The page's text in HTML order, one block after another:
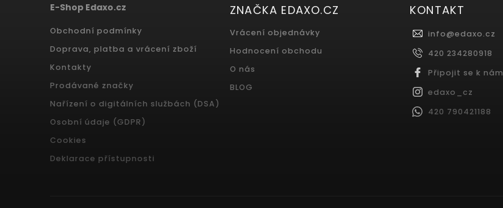
E-Shop Edaxo.cz
Obchodní podmínky
Doprava, platba a vrácení zboží
Kontakty
Prodávané značky
Nařízení o digitálních službách (DSA)
Osobní údaje (GDPR)
Cookies
Deklarace přístupnosti
ZNAČKA EDAXO.CZ
Vrácení objednávky
Hodnocení obchodu
O nás
BLOG
KONTAKT
info@edaxo.cz
420 234280918
Připojit se k nám
edaxo_cz
420 790421188